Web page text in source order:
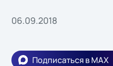
06.09.2018
Подписаться в MAX